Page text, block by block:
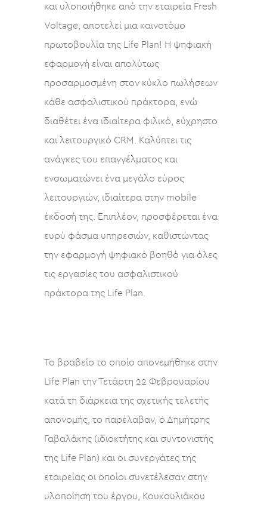
και υλοποιήθηκε από την εταιρεία Fresh
Voltage, αποτελεί μια καινοτόμο
πρωτοβουλία της Life Plan! Η ψηφιακή
εφαρμογή είναι απολύτως
προσαρμοσμένη στον κύκλο πωλήσεων
κάθε ασφαλιστικού πράκτορα, ενώ
διαθέτει ένα ιδιαίτερα φιλικό, εύχρηστο
και λειτουργικό CRM. Καλύπτει τις
ανάγκες του επαγγέλματος και
ενσωματώνει ένα μεγάλο εύρος
λειτουργιών, ιδιαίτερα στην mobile
έκδοσή της. Επιπλέον, προσφέρεται ένα
ευρύ φάσμα υπηρεσιών, καθιστώντας
την εφαρμογή ψηφιακό βοηθό για όλες
τις εργασίες του ασφαλιστικού
πράκτορα της Life Plan.
Το βραβείο το οποίο απονεμήθηκε στην
Life Plan την Τετάρτη 22 Φεβρουαρίου
κατά τη διάρκεια της σχετικής τελετής
απονομής, το παρέλαβαν, ο Δημήτρης
Γαβαλάκης (ιδιοκτήτης και συντονιστής
της Life Plan) και οι συνεργάτες της
εταιρείας οι οποίοι συνετέλεσαν στην
υλοποίηση του έργου, Κουκουλιάκου